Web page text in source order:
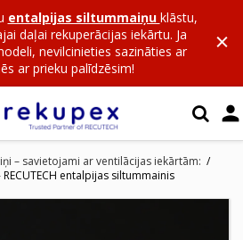
entalpijas siltummaiņu klāstu,
daļai rekuperācijas iekārtu. Ja
nevilcinieties sazināties ar
ar prieku palīdzēsim!

– savietojami ar ventilācijas iekārtām:
entalpijas siltummainis